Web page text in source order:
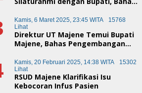
Kamis, 6 Maret 2025, 23:45 WITA
15768
Lihat
Direktur UT Majene Temui Bupati
Majene, Bahas Pengembangan
Kamis, 20 Februari 2025, 14:38 WITA
15302
Lihat
RSUD Majene Klarifikasi Isu
Kebocoran Infus Pasien